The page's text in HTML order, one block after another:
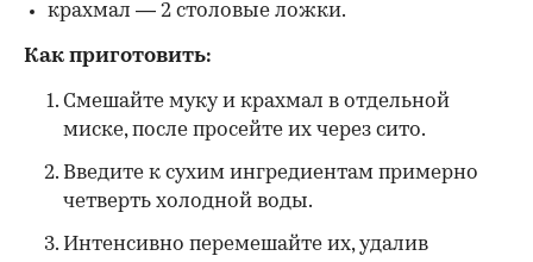
крахмал — 2 столовые ложки.
Как приготовить:
Смешайте муку и крахмал в отдельной
миске, после просейте их через сито.
Введите к сухим ингредиентам примерно
четверть холодной воды.
Интенсивно перемешайте их, удалив